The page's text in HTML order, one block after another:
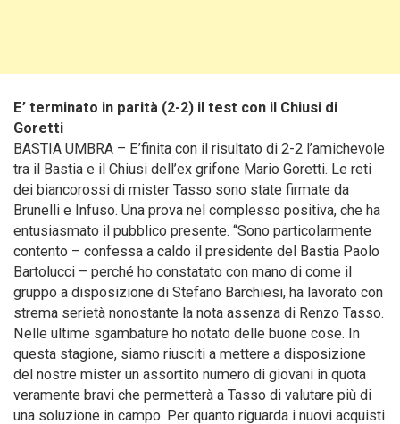
E’ terminato in parità (2-2) il test con il Chiusi di
Goretti
BASTIA UMBRA – E’finita con il risultato di 2-2 l’amichevole
tra il Bastia e il Chiusi dell’ex grifone Mario Goretti. Le reti
dei biancorossi di mister Tasso sono state firmate da
Brunelli e Infuso. Una prova nel complesso positiva, che ha
entusiasmato il pubblico presente. “Sono particolarmente
contento – confessa a caldo il presidente del Bastia Paolo
Bartolucci – perché ho constatato con mano di come il
gruppo a disposizione di Stefano Barchiesi, ha lavorato con
strema serietà nonostante la nota assenza di Renzo Tasso.
Nelle ultime sgambature ho notato delle buone cose. In
questa stagione, siamo riusciti a mettere a disposizione
del nostre mister un assortito numero di giovani in quota
veramente bravi che permetterà a Tasso di valutare più di
una soluzione in campo. Per quanto riguarda i nuovi acquisti